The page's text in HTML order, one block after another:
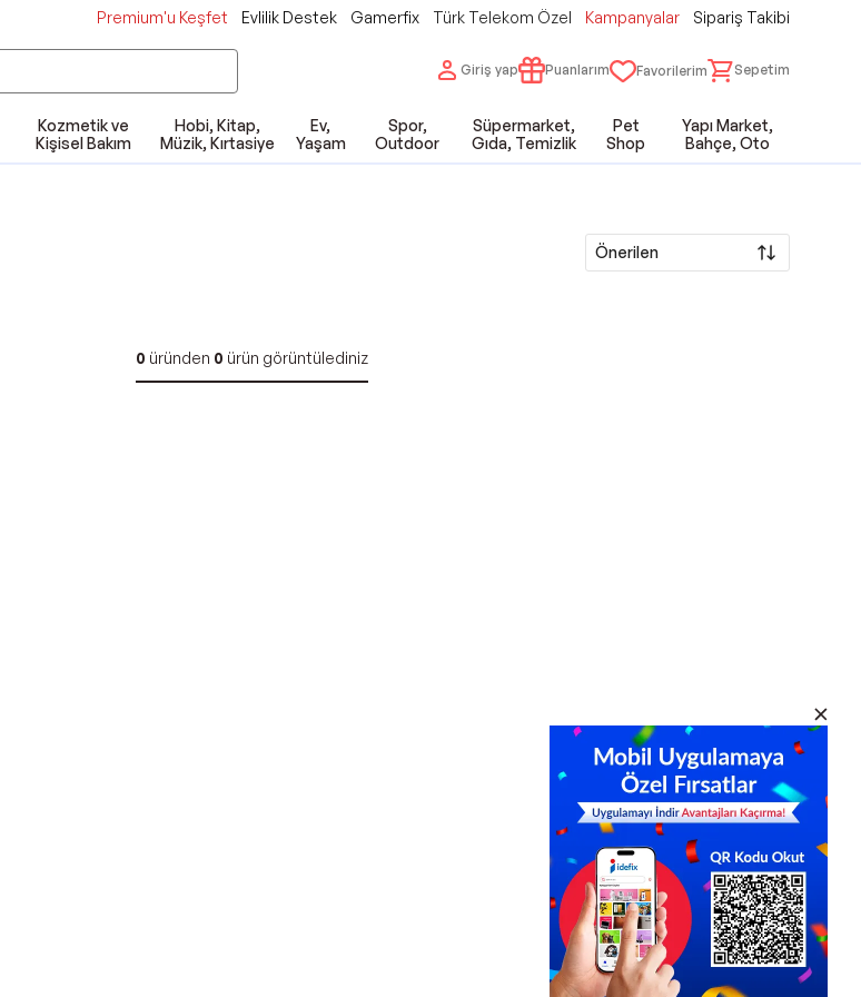
Premium'u Keşfet Evlilik Destek Gamerfix Türk Telekom Özel Kampanyalar Sipariş Takibi
Giriş yap Puanlarım Favorilerim Sepetim
Kozmetik ve
Kişisel Bakım
Hobi, Kitap,
Müzik, Kırtasiye
Ev,
Yaşam
Spor,
Outdoor
Süpermarket,
Gıda, Temizlik
Pet
Shop
Yapı Market,
Bahçe, Oto
Önerilen
0 üründen 0 ürün görüntülediniz